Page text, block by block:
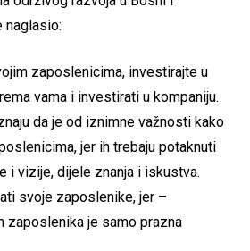
naglasio:
zaposlenicima, investirajte u
vama i investirati u kompaniju.
da je od iznimne važnosti kako
jer ih trebaju potaknuti
i vizije, dijele znanja i iskustva.
svoje zaposlenike, jer –
zaposlenika je samo prazna